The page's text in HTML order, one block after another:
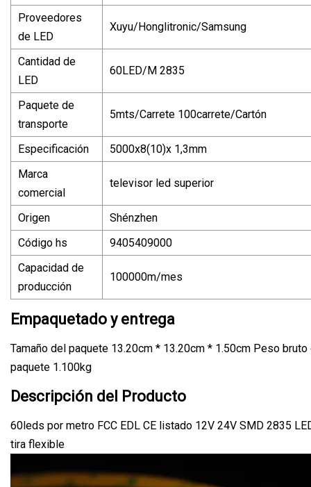
Proveedores
de LED
Xuyu/Honglitronic/Samsung
Cantidad de
LED
60LED/M 2835
Paquete de
transporte
5mts/Carrete 100carrete/Cartón
Especificación
5000x8(10)x 1,3mm
Marca
comercial
televisor led superior
Origen
Shénzhen
Código hs
9405409000
Capacidad de
producción
100000m/mes
Empaquetado y entrega
Tamaño del paquete 13.20cm * 13.20cm * 1.50cm Peso bruto
paquete 1.100kg
Descripción del Producto
60leds por metro FCC EDL CE listado 12V 24V SMD 2835
tira flexible